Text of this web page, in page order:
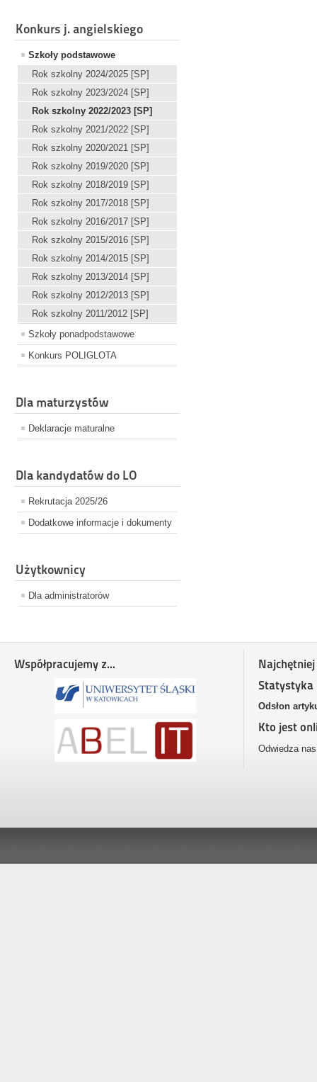
Konkurs j. angielskiego
Szkoły podstawowe
Rok szkolny 2024/2025 [SP]
Rok szkolny 2023/2024 [SP]
Rok szkolny 2022/2023 [SP]
Rok szkolny 2021/2022 [SP]
Rok szkolny 2020/2021 [SP]
Rok szkolny 2019/2020 [SP]
Rok szkolny 2018/2019 [SP]
Rok szkolny 2017/2018 [SP]
Rok szkolny 2016/2017 [SP]
Rok szkolny 2015/2016 [SP]
Rok szkolny 2014/2015 [SP]
Rok szkolny 2013/2014 [SP]
Rok szkolny 2012/2013 [SP]
Rok szkolny 2011/2012 [SP]
Szkoły ponadpodstawowe
Konkurs POLIGLOTA
Dla maturzystów
Deklaracje maturalne
Dla kandydatów do LO
Rekrutacja 2025/26
Dodatkowe informacje i dokumenty
Użytkownicy
Dla administratorów
Współpracujemy z...
Statystyka
Odsłon
Kto jest
Odwiedza